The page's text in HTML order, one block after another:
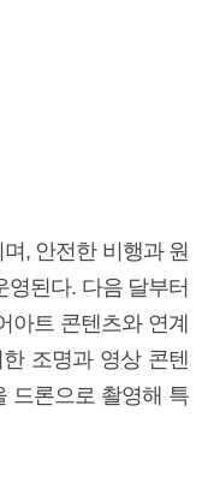
, 안전한 비행과 원
영된다. 다음 달부터
아트 콘텐츠와 연계
조명과 영상 콘텐
드론으로 촬영해 특